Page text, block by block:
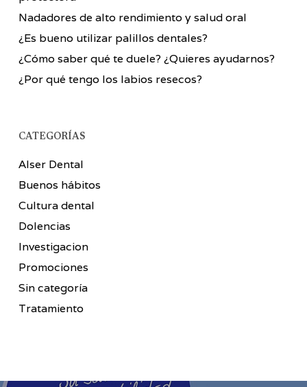
Nadadores de alto rendimiento y salud oral
¿Es bueno utilizar palillos dentales?
¿Cómo saber qué te duele? ¿Quieres ayudarnos?
¿Por qué tengo los labios resecos?
CATEGORÍAS
Alser Dental
Buenos hábitos
Cultura dental
Dolencias
Investigacion
Promociones
Sin categoría
Tratamiento